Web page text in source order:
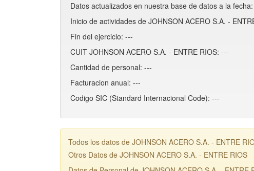
Datos actualizados en nuestra base de datos a la
Inicio de actividades de JOHNSON ACERO S.A. -
Fin del ejercicio: ---
CUIT JOHNSON ACERO S.A. - ENTRE RIOS: ---
Cantidad de personal: ---
Facturacion anual: ---
Codigo SIC (Standard Internacional Code): ---
Todos los datos de JOHNSON ACERO S.A. - ENTRE
Otros Datos de JOHNSON ACERO S.A. - ENTRE RIOS